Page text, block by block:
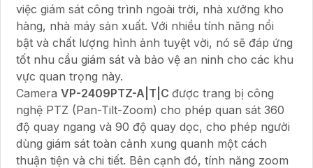
việc giám sát công trình ngoài trời, nhà xưởng kho
hàng, nhà máy sản xuất. Với nhiều tính năng nổi
bật và chất lượng hình ảnh tuyệt vời, nó sẽ đáp ứng
tốt nhu cầu giám sát và bảo vệ an ninh cho các khu
vực quan trọng này.
Camera VP-2409PTZ-A|T|C được trang bị công
nghệ PTZ (Pan-Tilt-Zoom) cho phép quan sát 360
độ quay ngang và 90 độ quay dọc, cho phép người
dùng giám sát toàn cảnh xung quanh một cách
thuận tiện và chi tiết. Bên cạnh đó, tính năng zoom